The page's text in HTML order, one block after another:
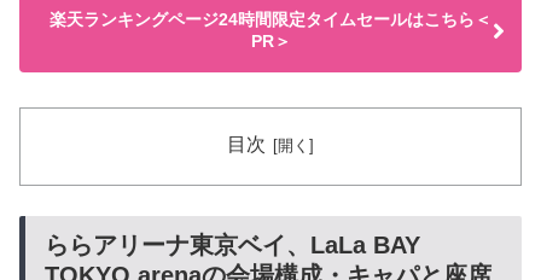
楽天ランキングページ24時間限定タイムセールはこちら＜
PR＞
目次
ららアリーナ東京ベイ、LaLa BAY